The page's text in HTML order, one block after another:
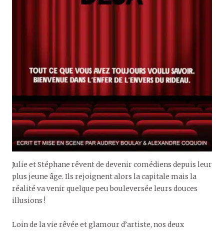
Julie et Stéphane rêvent de devenir comédiens depuis leur
plus jeune âge. Ils rejoignent alors la capitale mais la
réalité va venir quelque peu bouleversée leurs douces
illusions !
Loin de la vie rêvée et glamour d’artiste, nos deux